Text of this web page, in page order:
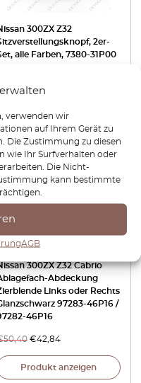
verwenden wir
auf Ihrem Gerät zu
Die Zustimmung zu diesen
wie Ihr Surfverhalten oder
Die Nicht-
kann bestimmte
AGB
300ZX Z32
2er-
alle Farben, 7380-31P00
-15%
300ZX Z32 Cabrio
Abdeckung
Links oder Rechts
97283-46P16 /
46P16
50,40 €42,84
Produkt anzeigen